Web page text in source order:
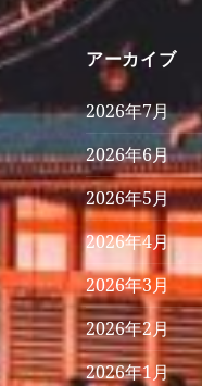
アーカイブ
2026年7月
2026年6月
2026年5月
2026年4月
2026年3月
2026年2月
2026年1月